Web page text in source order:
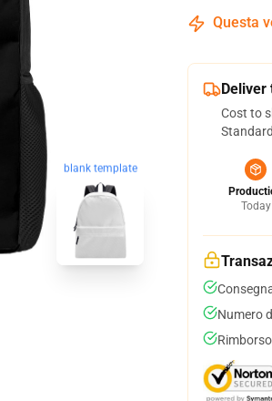
blank template
Questa
Deliver
Cost to
Today
Numero